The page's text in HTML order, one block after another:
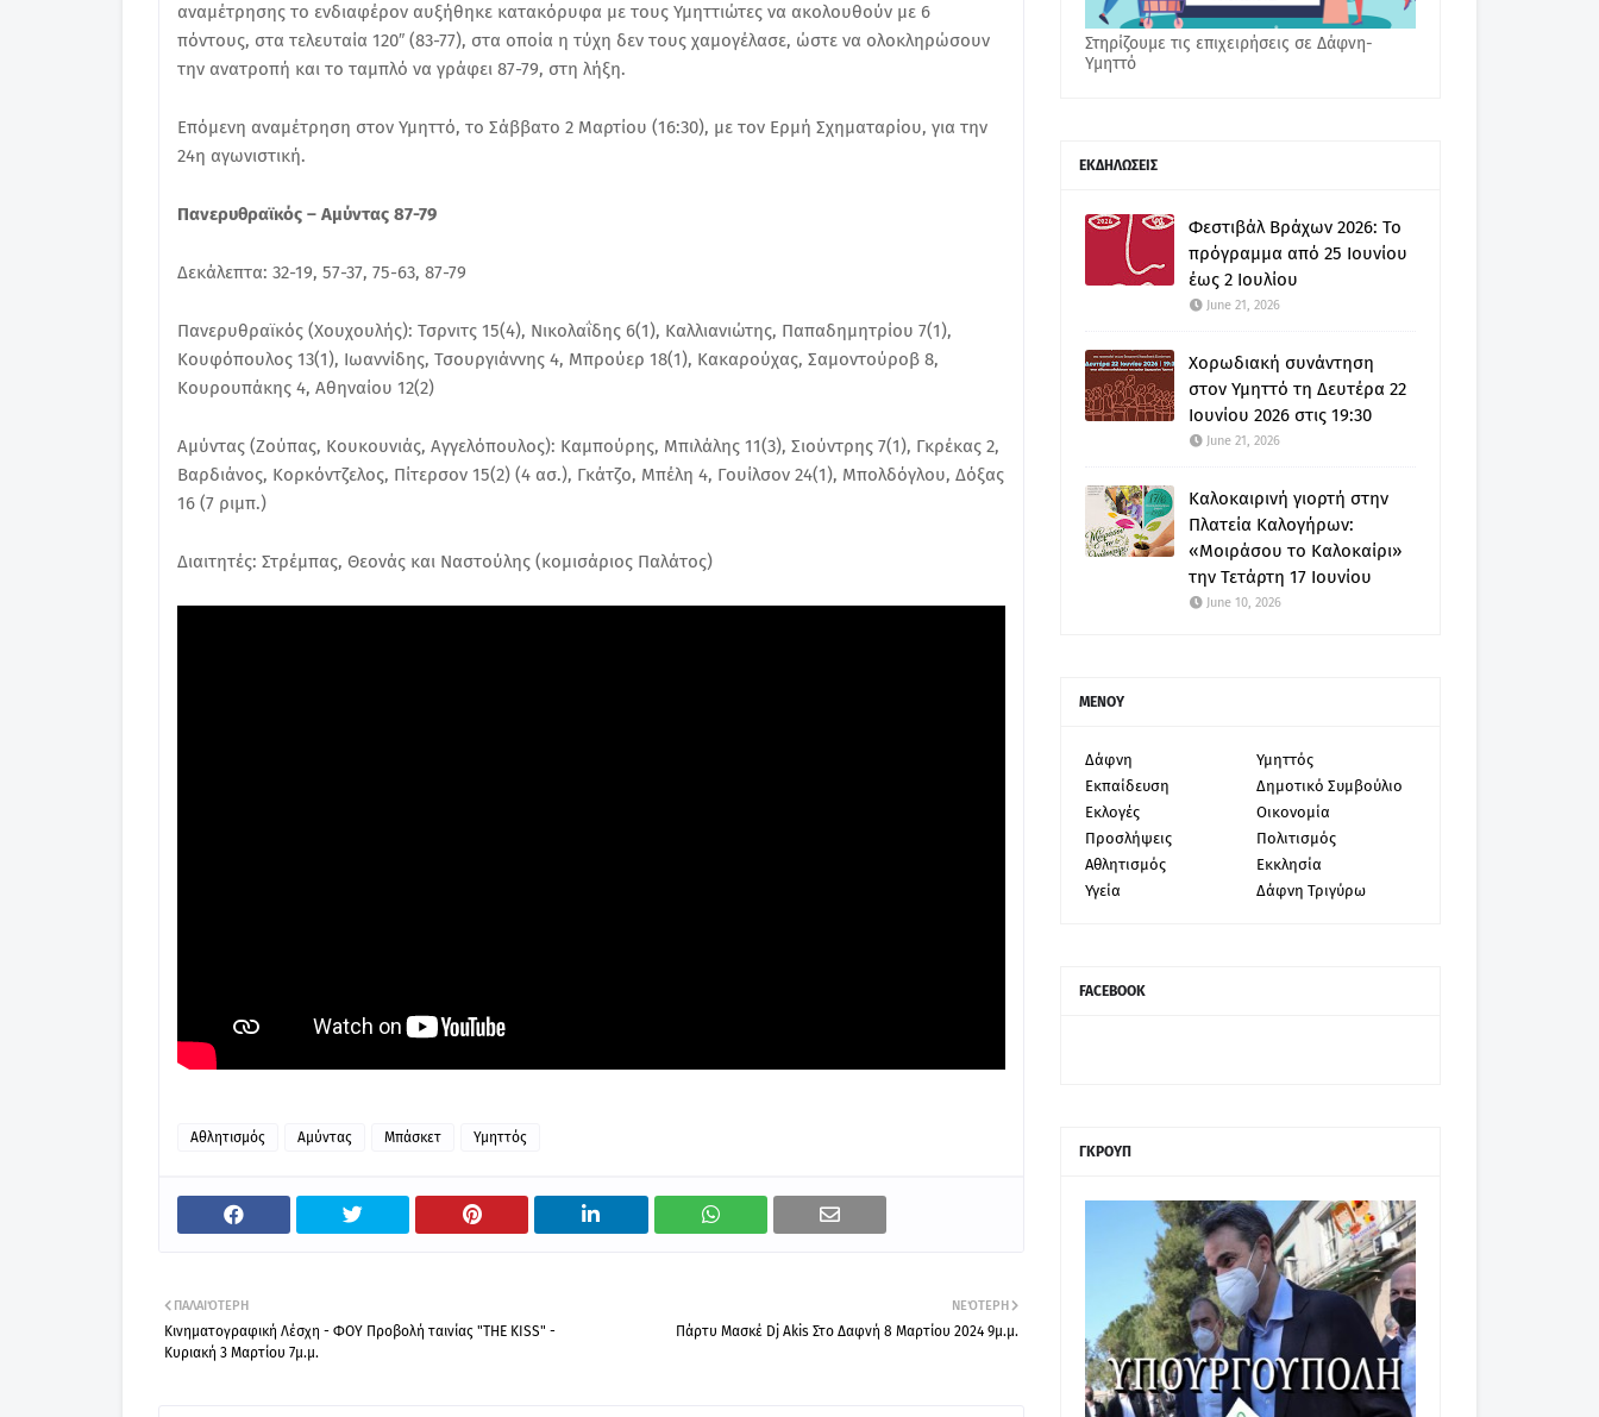
αναμέτρησης το ενδιαφέρον αυξήθηκε κατακόρυφα με τους Υμηττιώτες να ακολουθούν με 6
πόντους, στα τελευταία 120″ (83-77), στα οποία η τύχη δεν τους χαμογέλασε, ώστε να ολοκληρώσουν
την ανατροπή και το ταμπλό να γράφει 87-79, στη λήξη.
Επόμενη αναμέτρηση στον Υμηττό, το Σάββατο 2 Μαρτίου (16:30), με τον Ερμή Σχηματαρίου, για την
24η αγωνιστική.
Πανερυθραϊκός – Αμύντας 87-79
Δεκάλεπτα: 32-19, 57-37, 75-63, 87-79
Πανερυθραϊκός (Χουχουλής): Τσρνιτς 15(4), Νικολαΐδης 6(1), Καλλιανιώτης, Παπαδημητρίου 7(1),
Κουφόπουλος 13(1), Ιωαννίδης, Τσουργιάννης 4, Μπρούερ 18(1), Κακαρούχας, Σαμοντούροβ 8,
Κουρουπάκης 4, Αθηναίου 12(2)
Αμύντας (Ζούπας, Κουκουνιάς, Αγγελόπουλος): Καμπούρης, Μπιλάλης 11(3), Σιούντρης 7(1), Γκρέκας 2,
Βαρδιάνος, Κορκόντζελος, Πίτερσον 15(2) (4 ασ.), Γκάτζο, Μπέλη 4, Γουίλσον 24(1), Μπολδόγλου, Δόξας
16 (7 ριμπ.)
Διαιτητές: Στρέμπας, Θεονάς και Ναστούλης (κομισάριος Παλάτος)
Αθλητισμός Αμύντας Μπάσκετ Υμηττός
ΝΕΌΤΕΡΗ
Πάρτυ Μασκέ Dj Akis Στο Δαφνή 8 Μαρτίου 2024 9μ.μ.
ΠΑΛΑΙΌΤΕΡΗ
Κινηματογραφική Λέσχη - ΦΟΥ Προβολή ταινίας "THE KISS" -
Κυριακή 3 Μαρτίου 7μ.μ.
Στηρίζουμε τις επιχειρήσεις σε Δάφνη-
Υμηττό
ΕΚΔΗΛΩΣΕΙΣ
Φεστιβάλ Βράχων 2026: Το
πρόγραμμα από 25 Ιουνίου
έως 2 Ιουλίου
June 21, 2026
Χορωδιακή συνάντηση
στον Υμηττό τη Δευτέρα 22
Ιουνίου 2026 στις 19:30
June 21, 2026
Καλοκαιρινή γιορτή στην
Πλατεία Καλογήρων:
«Μοιράσου το Καλοκαίρι»
την Τετάρτη 17 Ιουνίου
June 10, 2026
ΜΕΝΟΥ
Δάφνη
Υμηττός
Εκπαίδευση
Δημοτικό Συμβούλιο
Εκλογές
Οικονομία
Προσλήψεις
Πολιτισμός
Αθλητισμός
Εκκλησία
Υγεία
Δάφνη Τριγύρω
FACEBOOK
ΓΚΡΟΥΠ